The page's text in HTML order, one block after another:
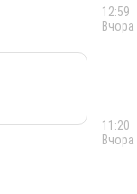
12:59
Вчора
11:20
Вчора